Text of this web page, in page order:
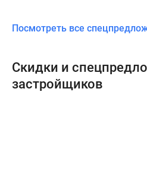
Посмотреть все
Скидки и
застройщиков